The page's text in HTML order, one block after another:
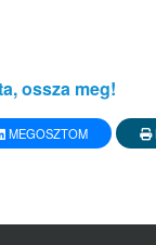
ossza meg!
MEGOSZTOM